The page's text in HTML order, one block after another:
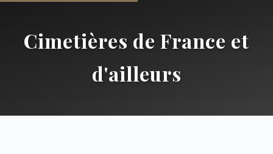
Cimetières de France et
d'ailleurs